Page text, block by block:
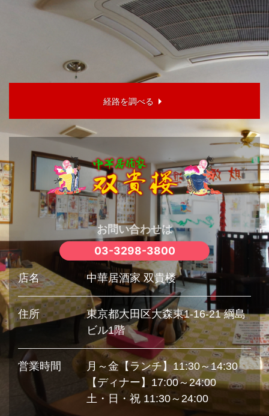
経路を調べる
お問い合わせは
03-3298-3800
店名 中華居酒家 双貴楼
住所
東京都大田区大森東1-16-21 綱島
ビル1階
営業時間
月～金【ランチ】11:30～14:30
【ディナー】17:00～24:00
土・日・祝 11:30～24:00